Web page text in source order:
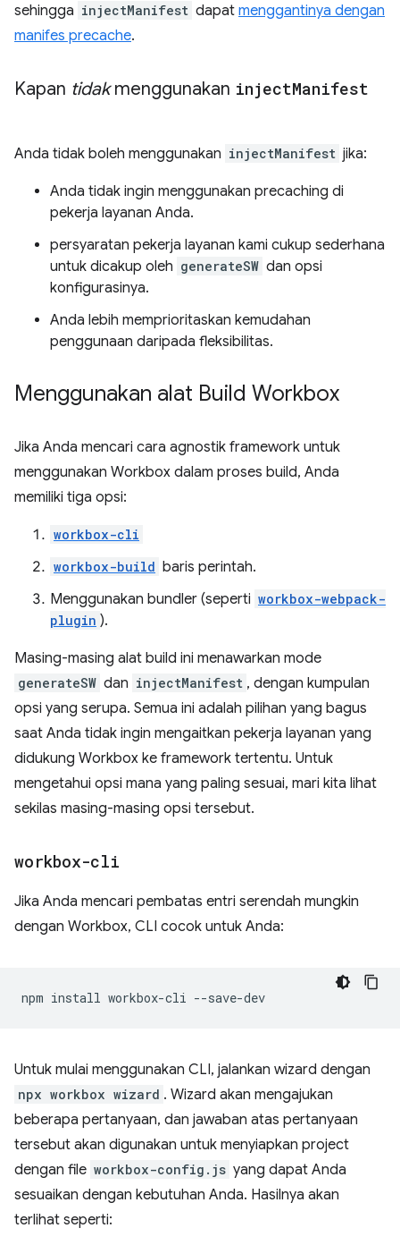
sehingga injectManifest dapat menggantinya dengan
manifes precache.
Kapan tidakmenggunakan injectManifest
Anda tidak boleh menggunakan injectManifest jika:
Anda tidak ingin menggunakan precaching di
pekerja layanan Anda.
persyaratan pekerja layanan kami cukup sederhana
untuk dicakup oleh generateSW dan opsi
konfigurasinya.
Anda lebih memprioritaskan kemudahan
penggunaan daripada fleksibilitas.
Menggunakan alat Build Workbox
Jika Anda mencari cara agnostik framework untuk
menggunakan Workbox dalam proses build, Anda
memiliki tiga opsi:
workbox-cli
workbox-build baris perintah.
Menggunakan bundler (seperti workbox-webpack-
plugin ).
Masing-masing alat build ini menawarkan mode
generateSW dan injectManifest , dengan kumpulan
opsi yang serupa. Semua ini adalah pilihan yang bagus
saat Anda tidak ingin mengaitkan pekerja layanan yang
didukung Workbox ke framework tertentu. Untuk
mengetahui opsi mana yang paling sesuai, mari kita lihat
sekilas masing-masing opsi tersebut.
workbox-cli
Jika Anda mencari pembatas entri serendah mungkin
dengan Workbox, CLI cocok untuk Anda:
npm install workbox-cli
Untuk mulai menggunakan CLI, jalankan wizard dengan
npx workbox wizard . Wizard akan mengajukan
beberapa pertanyaan, dan jawaban atas pertanyaan
tersebut akan digunakan untuk menyiapkan project
dengan file workbox-config.js yang dapat Anda
sesuaikan dengan kebutuhan Anda. Hasilnya akan
terlihat seperti: